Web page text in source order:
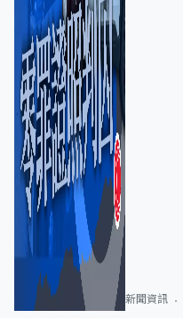
新聞資訊